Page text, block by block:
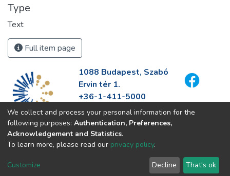
Type
Text
Full item page
1088 Budapest, Szabó
Ervin tér 1.
+36-1-411-5000
info@fszek.hu
https://fszek.hu
We collect and process your personal information for the
following purposes: Authentication, Preferences,
Acknowledgement and Statistics.
To learn more, please read our privacy policy.
Customize Decline That's ok